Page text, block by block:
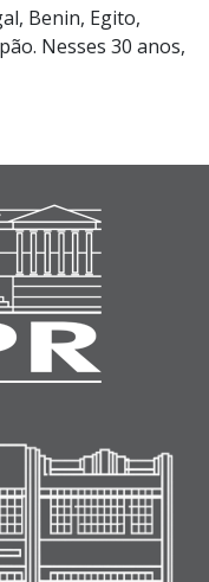
Benin, Egito,
Nesses 30 anos,